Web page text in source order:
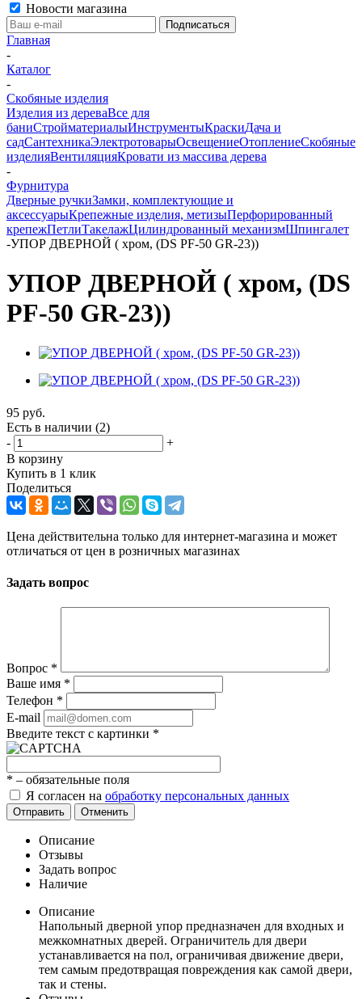
Новости магазина
Главная
-
Каталог
-
Скобяные изделия
Изделия из дереваВсе для
баниСтройматериалыИнструментыКраскиДача и
садСантехникаЭлектротоварыОсвещениеОтоплениеСкобяные
изделияВентиляцияКровати из массива дерева
-
Фурнитура
Дверные ручкиЗамки, комплектующие и
аксессуарыКрепежные изделия, метизыПерфорированный
крепежПетлиТакелажЦилиндрованный механизмШпингалет
-УПОР ДВЕРНОЙ ( хром, (DS PF-50 GR-23))
УПОР ДВЕРНОЙ ( хром, (DS
PF-50 GR-23))
95 руб.
Есть в наличии (2)
-
+
В корзину
Купить в 1 клик
Поделиться
Цена действительна только для интернет-магазина и может
отличаться от цен в розничных магазинах
Задать вопрос
Вопрос *
Ваше имя *
Телефон *
E-mail
Введите текст с картинки *
* – обязательные поля
Я согласен на обработку персональных данных
Отправить Отменить
Описание
Отзывы
Задать вопрос
Наличие
Описание
Напольный дверной упор предназначен для входных и
межкомнатных дверей. Ограничитель для двери
устанавливается на пол, ограничивая движение двери,
тем самым предотвращая повреждения как самой двери,
так и стены.